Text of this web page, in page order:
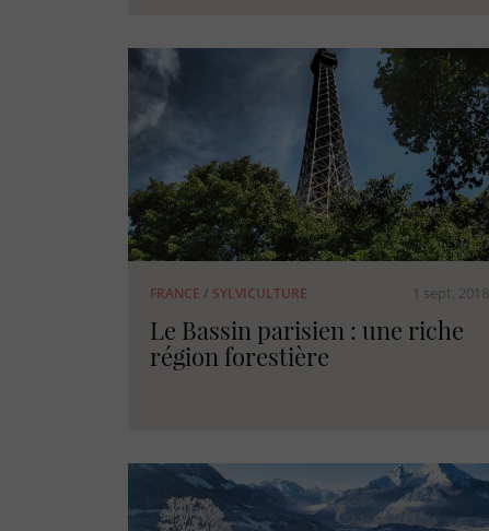
FRANCE / SYLVICULTURE 1 sept. 2018
Le Bassin parisien : une riche
région forestière